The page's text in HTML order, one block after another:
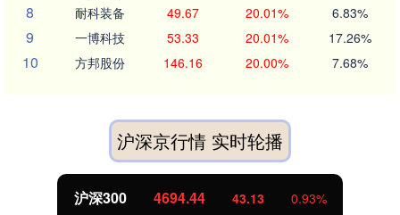
8 耐科装备 49.67 20.01% 6.83%
9 一博科技 53.33 20.01% 17.26%
10 方邦股份 146.16 20.00% 7.68%
沪深京行情 实时轮播
沪深300 4694.44 43.13 0.93%